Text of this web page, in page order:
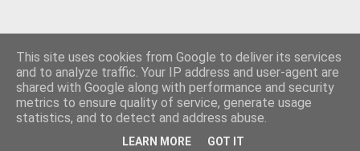
Drevet av Blogger
Team Colibri
This site uses cookies from Google to deliver its services
and to analyze traffic. Your IP address and user-agent are
shared with Google along with performance and security
metrics to ensure quality of service, generate usage
statistics, and to detect and address abuse.
LEARN MORE GOT IT